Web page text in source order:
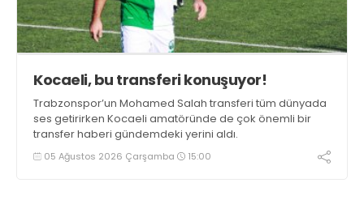
Kocaeli, bu transferi konuşuyor!
Trabzonspor’un Mohamed Salah transferi tüm dünyada
ses getirirken Kocaeli amatöründe de çok önemli bir
transfer haberi gündemdeki yerini aldı.
05 Ağustos 2026 Çarşamba 15:00